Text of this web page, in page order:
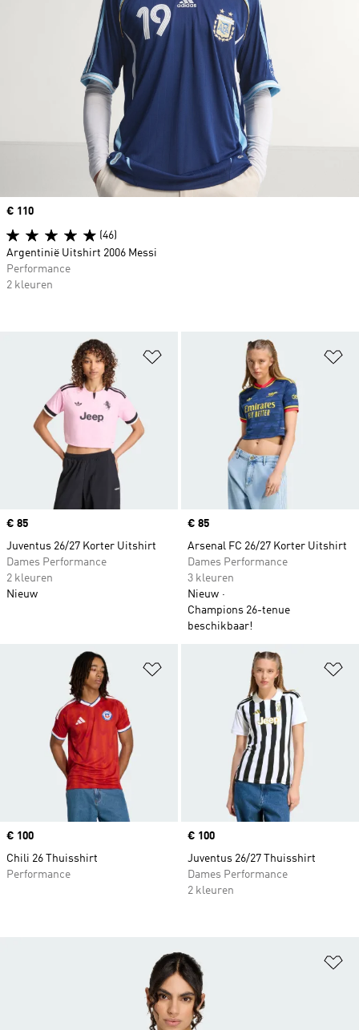
Op verlanglijst zetten
Price
€ 85
Juventus 26/27 Korter Uitshirt
Dames Performance
2 kleuren
Nieuw
Price
€ 85
Arsenal FC 26/27 Korter Uitshirt
Dames Performance
3 kleuren
Nieuw
Champions 26-tenue
beschikbaar!
Op verlanglijst zetten
Price
€ 100
Chili 26 Thuisshirt
Performance
Price
€ 100
Juventus 26/27 Thuisshirt
Dames Performance
2 kleuren
Price
€ 110
(46)
Argentinië Uitshirt 2006 Messi
Performance
2 kleuren